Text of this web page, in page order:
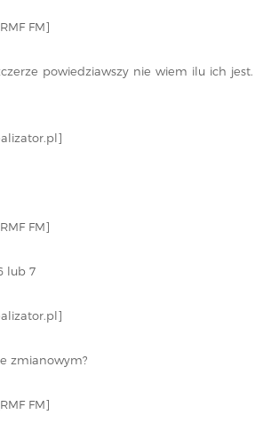
FM]
powiedziawszy nie wiem ilu ich jest.
FM]
lub 7
zmianowym?
FM]